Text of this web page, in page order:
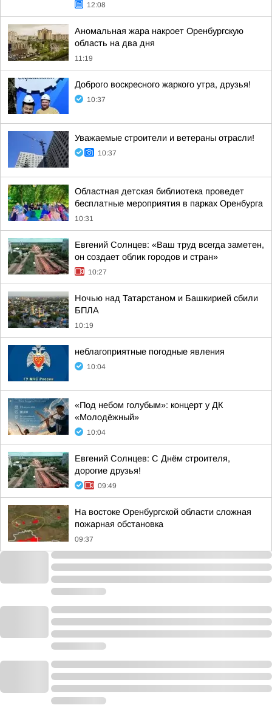
12:08
Аномальная жара накроет Оренбургскую
область на два дня
11:19
Доброго воскресного жаркого утра, друзья!
10:37
Уважаемые строители и ветераны отрасли!
10:37
Областная детская библиотека проведет
бесплатные мероприятия в парках Оренбурга
10:31
Евгений Солнцев: «Ваш труд всегда заметен,
он создает облик городов и стран»
10:27
Ночью над Татарстаном и Башкирией сбили
БПЛА
10:19
неблагоприятные погодные явления
10:04
«Под небом голубым»: концерт у ДК
«Молодёжный»
10:04
Евгений Солнцев: С Днём строителя,
дорогие друзья!
09:49
На востоке Оренбургской области сложная
пожарная обстановка
09:37